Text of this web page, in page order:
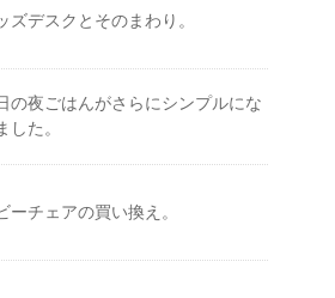
ズデスクとそのまわり。
の夜ごはんがさらにシンプルにな
した。
ーチェアの買い換え。